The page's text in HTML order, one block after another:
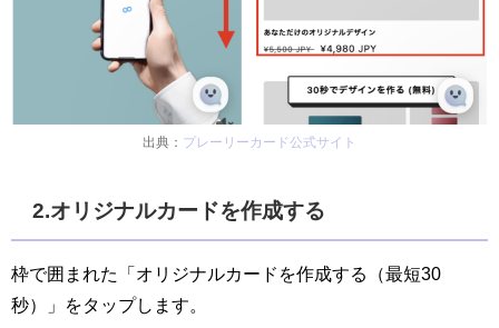
出典： プレーリーカード公式サイト
2.オリジナルカードを作成する
枠で囲まれた「オリジナルカードを作成する（最短30
秒）」をタップします。